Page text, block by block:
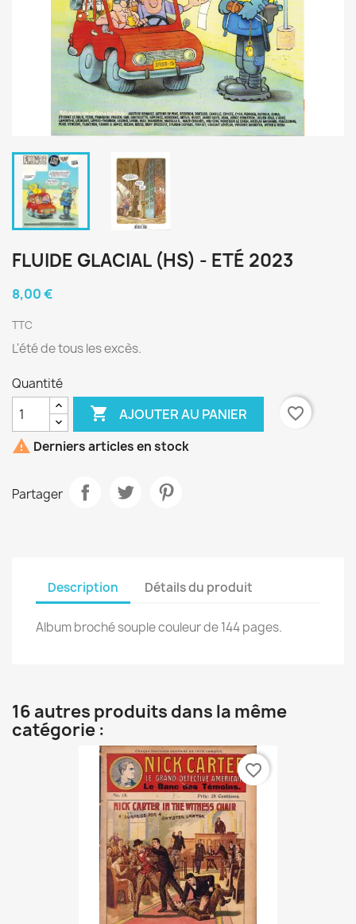
FLUIDE GLACIAL (HS) - ETÉ 2023
8,00 €
TTC
L'été de tous les excès.
Quantité
 AJOUTER AU PANIER
favorite_border
 Derniers articles en stock
Partager
Description Détails du produit
Album broché souple couleur de 144 pages.
16 autres produits dans la même
catégorie :
favorite_border